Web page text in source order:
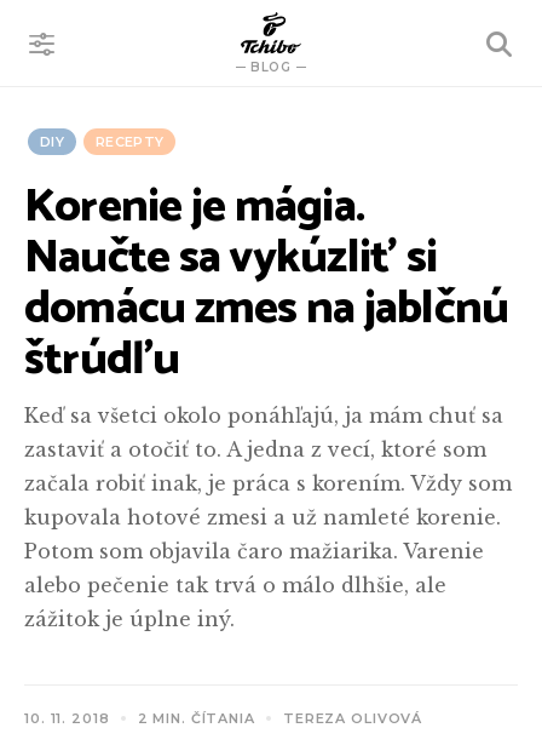
BLOG
VYHĽADÁVANIE
DIY RECEPTY
Korenie je mágia.
Naučte sa vykúzliť si
domácu zmes na jablčnú
štrúdľu
Keď sa všetci okolo ponáhľajú, ja mám chuť sa
zastaviť a otočiť to. A jedna z vecí, ktoré som
začala robiť inak, je práca s korením. Vždy som
kupovala hotové zmesi a už namleté korenie.
Potom som objavila čaro mažiarika. Varenie
alebo pečenie tak trvá o málo dlhšie, ale
zážitok je úplne iný.
10. 11. 2018 2 MIN. ČÍTANIA TEREZA OLIVOVÁ